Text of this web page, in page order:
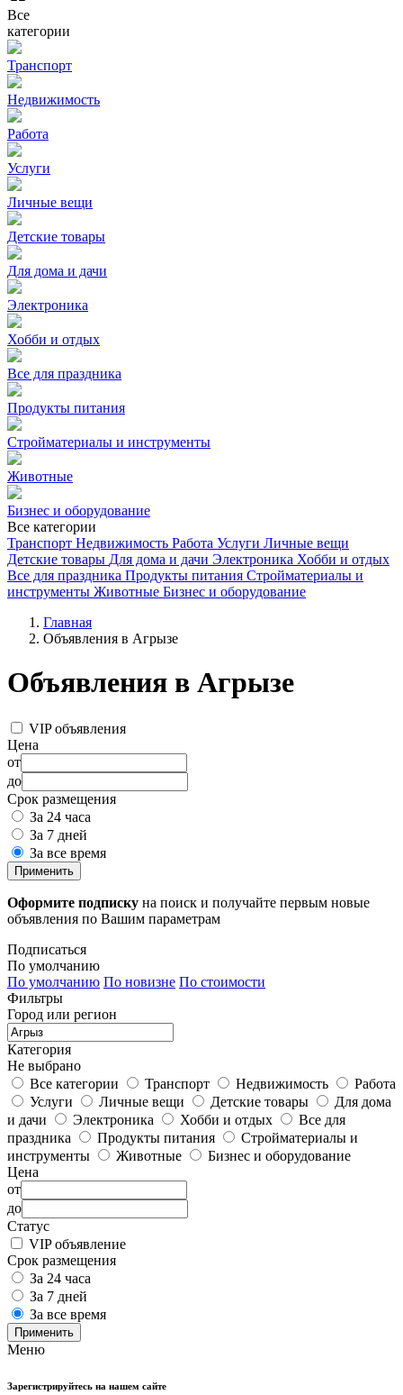
Все
категории
Транспорт
Недвижимость
Работа
Услуги
Личные вещи
Детские товары
Для дома и дачи
Электроника
Хобби и отдых
Все для праздника
Продукты питания
Стройматериалы и инструменты
Животные
Бизнес и оборудование
Все категории
Транспорт Недвижимость Работа Услуги Личные вещи
Детские товары Для дома и дачи Электроника Хобби и отдых
Все для праздника Продукты питания Стройматериалы и
инструменты Животные Бизнес и оборудование
Главная
Объявления в Агрызе
Объявления в Агрызе
VIP объявления
Цена
от
до
Срок размещения
За 24 часа
За 7 дней
За все время
Применить
Оформите подписку на поиск и получайте первым новые
объявления по Вашим параметрам
Подписаться
По умолчанию
По умолчанию По новизне По стоимости
Фильтры
Город или регион
Категория
Не выбрано
Все категории
Транспорт Недвижимость
Работа
Услуги
Личные вещи Детские товары
Для дома
и дачи
Электроника Хобби и отдых
Все для
праздника
Продукты питания
Стройматериалы и
инструменты
Животные
Бизнес и оборудование
Цена
от
до
Статус
VIP объявление
Срок размещения
За 24 часа
За 7 дней
За все время
Применить
Меню
Зарегистрируйтесь на нашем сайте